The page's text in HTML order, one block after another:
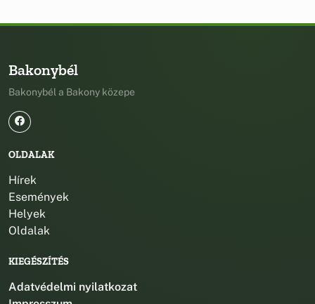
Bakonybél
Bakonybél a Bakony közepe
OLDALAK
Hírek
Események
Helyek
Oldalak
KIEGÉSZÍTÉS
Adatvédelmi nyilatkozat